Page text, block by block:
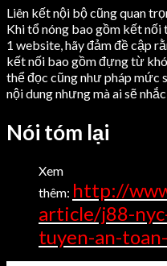
Liên kết nội bộ cũng quan
Khi tổ nóng bao gồm kết
1 website, hãy đảm đề cập
kết nối bao gồm đựng từ
thể đọc cũng như pháp mức
nội dung nhưng mà ai sẽ
Nói tóm lại
Xem
thêm: http://
article/j88-
tuyen-an-